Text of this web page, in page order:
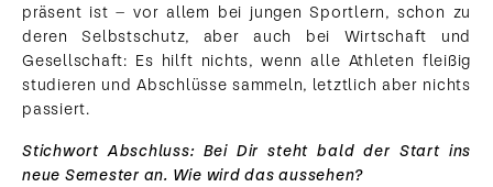
präsent ist – vor allem bei jungen Sportlern, schon zu
deren Selbstschutz, aber auch bei Wirtschaft und
Gesellschaft: Es hilft nichts, wenn alle Athleten fleißig
studieren und Abschlüsse sammeln, letztlich aber nichts
passiert.
Stichwort Abschluss: Bei Dir steht bald der Start ins
neue Semester an. Wie wird das aussehen?